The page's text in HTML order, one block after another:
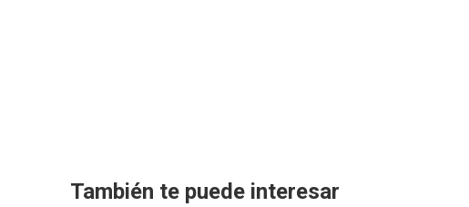
También te puede interesar